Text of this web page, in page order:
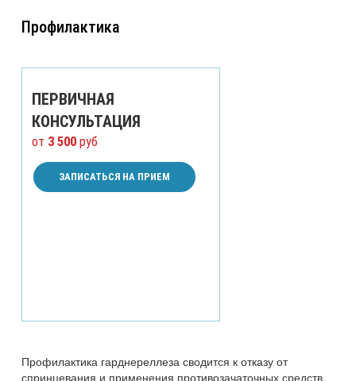
Профилактика
ПЕРВИЧНАЯ
КОНСУЛЬТАЦИЯ
от 3 500 руб
ЗАПИСАТЬСЯ НА ПРИЕМ
Профилактика гарднереллеза сводится к отказу от
спринцевания и применения противозачаточных средств,